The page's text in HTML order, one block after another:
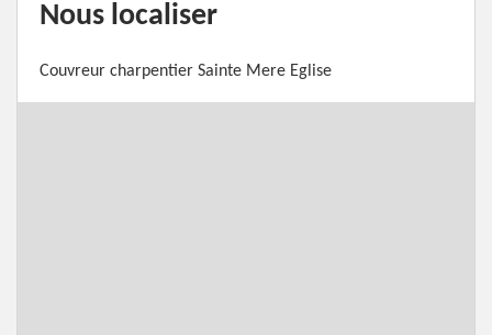
Nous localiser
Couvreur charpentier Sainte Mere Eglise